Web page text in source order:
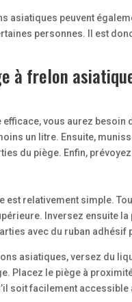
asiatiques peuvent
personnes. Il est
à frelon
vous aurez
un litre. Ensuite,
du piège. Enfin,
est relativement simple.
Inversez ensuite
avec du ruban adhésif
asiatiques, versez du
Placez le piège à
soit facilement accessible